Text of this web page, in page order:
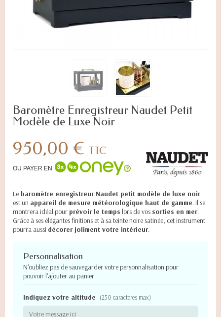
Baromètre Enregistreur Naudet Petit
Modèle de Luxe Noir
950,00 € TTC
OU PAYER EN
Le baromètre enregistreur Naudet petit modèle de luxe noir
est un appareil de mesure météorologique haut de gamme. Il se
montrera idéal pour prévoir le temps lors de vos sorties en mer.
Grâce à ses élégantes finitions et à sa teinte noire satinée, cet instrument
pourra aussi décorer joliment votre intérieur.
Personnalisation
N'oubliez pas de sauvegarder votre personnalisation pour
pouvoir l'ajouter au panier
Indiquez votre altitude (250 caractères max)